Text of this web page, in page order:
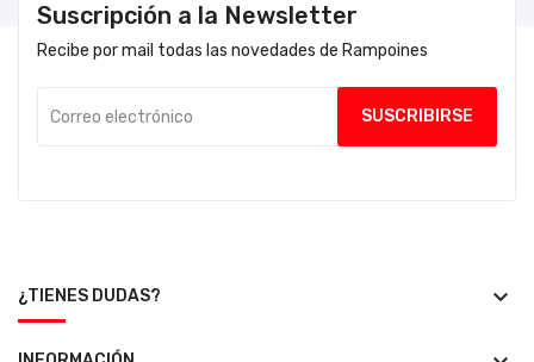
Suscripción a la Newsletter
Recibe por mail todas las novedades de Rampoines
¿TIENES DUDAS? keyboard_arrow_down